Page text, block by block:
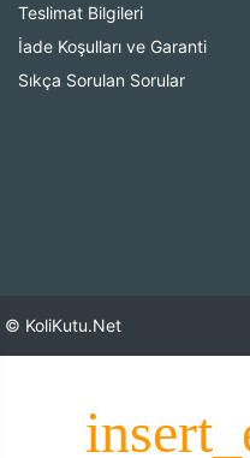
Teslimat Bilgileri
İade Koşulları ve Garanti
Sıkça Sorulan Sorular
© KoliKutu.Net